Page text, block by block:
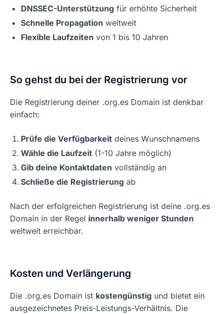
DNSSEC-Unterstützung für erhöhte Sicherheit
Schnelle Propagation weltweit
Flexible Laufzeiten von 1 bis 10 Jahren
So gehst du bei der Registrierung vor
Die Registrierung deiner .org.es Domain ist denkbar
einfach:
Prüfe die Verfügbarkeit deines Wunschnamens
Wähle die Laufzeit (1-10 Jahre möglich)
Gib deine Kontaktdaten vollständig an
Schließe die Registrierung ab
Nach der erfolgreichen Registrierung ist deine .org.es
Domain in der Regel innerhalb weniger Stunden
weltweit erreichbar.
Kosten und Verlängerung
Die .org.es Domain ist kostengünstig und bietet ein
ausgezeichnetes Preis-Leistungs-Verhältnis. Die